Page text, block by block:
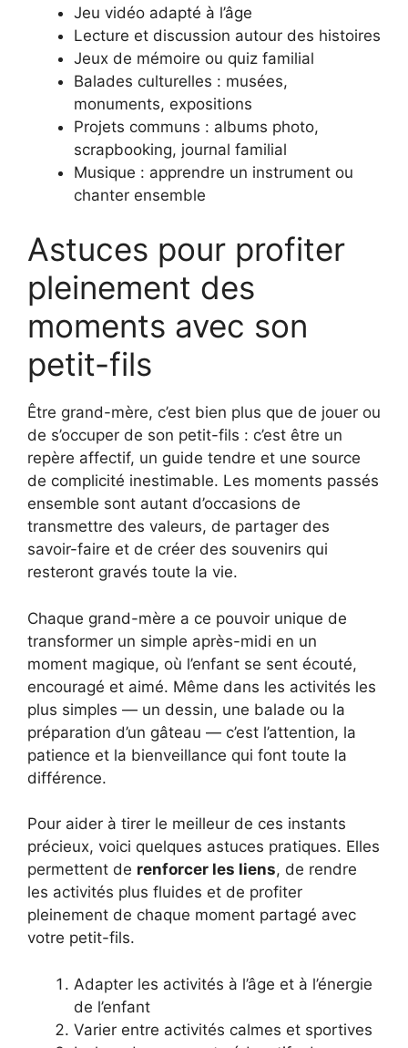
Jeu vidéo adapté à l’âge
Lecture et discussion autour des histoires
Jeux de mémoire ou quiz familial
Balades culturelles : musées,
monuments, expositions
Projets communs : albums photo,
scrapbooking, journal familial
Musique : apprendre un instrument ou
chanter ensemble
Astuces pour profiter
pleinement des
moments avec son
petit-fils
Être grand-mère, c’est bien plus que de jouer ou
de s’occuper de son petit-fils : c’est être un
repère affectif, un guide tendre et une source
de complicité inestimable. Les moments passés
ensemble sont autant d’occasions de
transmettre des valeurs, de partager des
savoir-faire et de créer des souvenirs qui
resteront gravés toute la vie.
Chaque grand-mère a ce pouvoir unique de
transformer un simple après-midi en un
moment magique, où l’enfant se sent écouté,
encouragé et aimé. Même dans les activités les
plus simples — un dessin, une balade ou la
préparation d’un gâteau — c’est l’attention, la
patience et la bienveillance qui font toute la
différence.
Pour aider à tirer le meilleur de ces instants
précieux, voici quelques astuces pratiques. Elles
permettent de renforcer les liens, de rendre
les activités plus fluides et de profiter
pleinement de chaque moment partagé avec
votre petit-fils.
Adapter les activités à l’âge et à l’énergie
de l’enfant
Varier entre activités calmes et sportives